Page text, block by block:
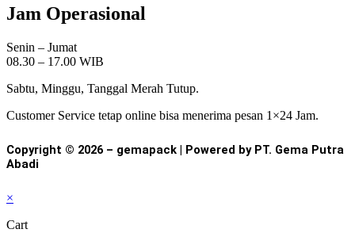
Jam Operasional
Senin – Jumat
08.30 – 17.00 WIB
Sabtu, Minggu, Tanggal Merah Tutup.
Customer Service tetap online bisa menerima pesan 1×24 Jam.
Copyright © 2026 – gemapack | Powered by PT. Gema Putra
Abadi
×
Cart